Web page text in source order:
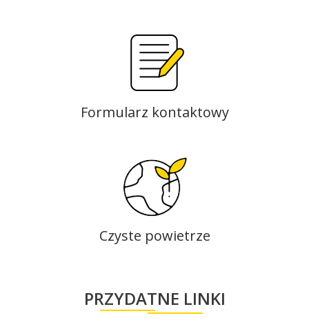
Formularz kontaktowy
Czyste powietrze
PRZYDATNE LINKI